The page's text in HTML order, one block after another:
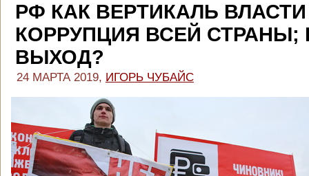
РФ КАК ВЕРТИКАЛЬ
КОРРУПЦИЯ ВСЕЙ СТРАНЫ;
ВЫХОД?
24 МАРТА 2019, ИГОРЬ ЧУБАЙС